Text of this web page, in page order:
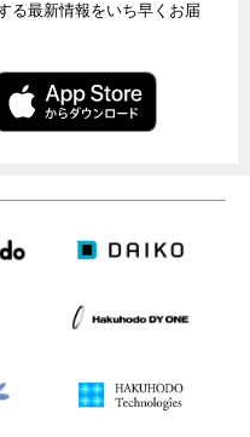
る最新情報をいち早くお届